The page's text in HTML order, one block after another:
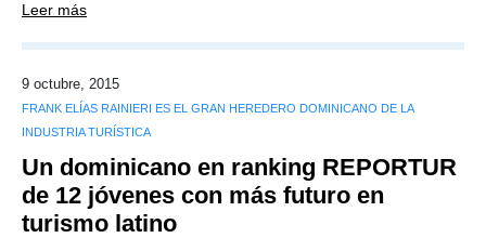
Leer más
9 octubre, 2015
FRANK ELÍAS RAINIERI ES EL GRAN HEREDERO DOMINICANO DE LA
INDUSTRIA TURÍSTICA
Un dominicano en ranking REPORTUR
de 12 jóvenes con más futuro en
turismo latino